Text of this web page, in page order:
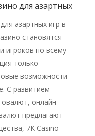
для азартных
азартных игр в
становятся
игроков по всему
только
возможности
С развитием
онлайн-
предлагают
7K Casino